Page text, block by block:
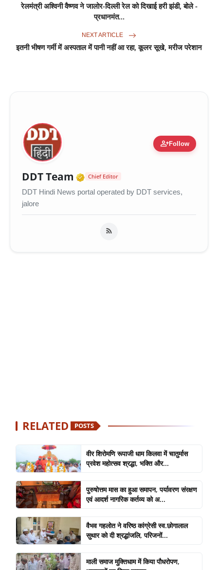
रेलमंत्री अश्विनी वैष्णव ने जालोर-दिल्ली रेल को दिखाई हरी झंडी, बोले -
प्रधानमंत...
NEXT ARTICLE
इतनी भीषण गर्मी में अस्पताल में पानी नहीं आ रहा, कूलर सूखे, मरीज परेशान
person_addFollow
DDT Team Verified Media or
Chief Editor
DDT Hindi News portal operated by DDT services,
jalore
RELATED POSTS
वीर शिरोमणि रूपाजी धाम किलवा में चातुर्मास
प्रवेश महोत्सव श्रद्धा, भक्ति और...
पुरुषोत्तम मास का हुआ समापन, पर्यावरण संरक्षण
एवं आदर्श नागरिक कर्तव्य को अ...
वैभव गहलोत ने वरिष्ठ कांग्रेसी स्व.छोगालाल
सुथार को दी श्रद्धांजलि, परिजनों...
माली समाज मुक्तिधाम में किया पौधरोपण,